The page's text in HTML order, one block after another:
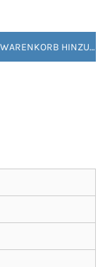
ZUM WARENKORB HINZUFÜGEN